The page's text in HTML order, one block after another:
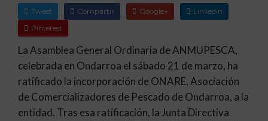
Tweet Compartir Google+
Linkedin
Pinterest
​La Asamblea General Ordinaria de ANMUPESCA,
celebrada en Ondarroa el sábado 21 de marzo, ha
ratificado la incorporación de ONARE, Asociación
de Comercializadores de Pescado de Ondarroa, a la
entidad. Tras esa ratificación, la Junta Directiva